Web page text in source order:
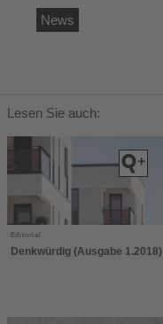
News
Lesen Sie auch:
Editorial
Denkwürdig (Ausgabe 1.2018)